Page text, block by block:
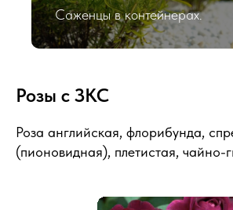
Саженцы в контейнерах.
Розы с ЗКС
Роза английская, флорибунда,
(пионовидная), плетистая, чайно-